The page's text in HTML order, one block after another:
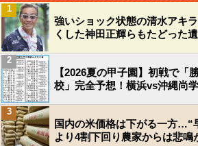
強いショック状態の清水アキ
くした神田正輝らもたどった
1
【2026夏の甲子園】初戦で「
校」完全予想！横浜vs沖縄尚
2
国内の米価格は下がる一方…“
より4割下回り農家からは悲鳴
3